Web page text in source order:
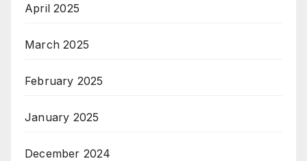
April 2025
March 2025
February 2025
January 2025
December 2024